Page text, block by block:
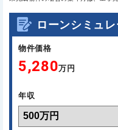
ローンシミュレ
物件価格
5,280万円
年収